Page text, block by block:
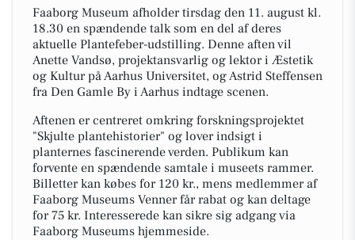
Faaborg Museum afholder tirsdag den 11. august kl.
18.30 en spændende talk som en del af deres
aktuelle Plantefeber-udstilling. Denne aften vil
Anette Vandsø, projektansvarlig og lektor i Æstetik
og Kultur på Aarhus Universitet, og Astrid Steffensen
fra Den Gamle By i Aarhus indtage scenen.
Aftenen er centreret omkring forskningsprojektet
"Skjulte plantehistorier" og lover indsigt i
planternes fascinerende verden. Publikum kan
forvente en spændende samtale i museets rammer.
Billetter kan købes for 120 kr., mens medlemmer af
Faaborg Museums Venner får rabat og kan deltage
for 75 kr. Interesserede kan sikre sig adgang via
Faaborg Museums hjemmeside.